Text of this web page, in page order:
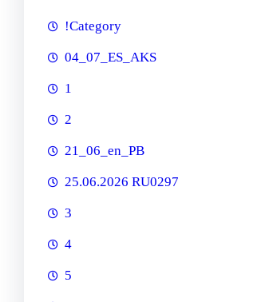
!Category
04_07_ES_AKS
1
2
21_06_en_PB
25.06.2026 RU0297
3
4
5